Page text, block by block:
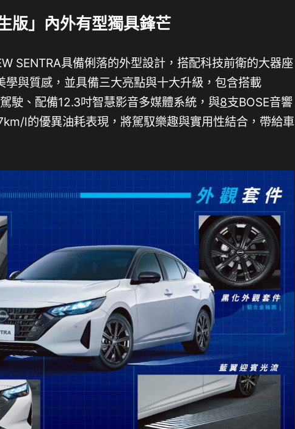
版」內外有型獨具鋒芒
SENTRA具備俐落的外型設計，搭配科技前衛的大器座
學與質感，並具備三大亮點與十大升級，包含搭載
駛、配備12.3吋智慧影音多媒體系統，與8支BOSE音響
l的優異油耗表現，將駕馭樂趣與實用性結合，帶給車